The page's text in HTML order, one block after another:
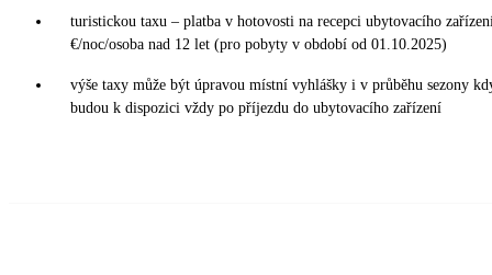
turistickou taxu – platba v hotovosti na recepci ubytovacího
€/noc/osoba nad 12 let (pro pobyty v období od 01.10.2025)
výše taxy může být úpravou místní vyhlášky i v průběhu sezony
budou k dispozici vždy po příjezdu do ubytovacího zařízení